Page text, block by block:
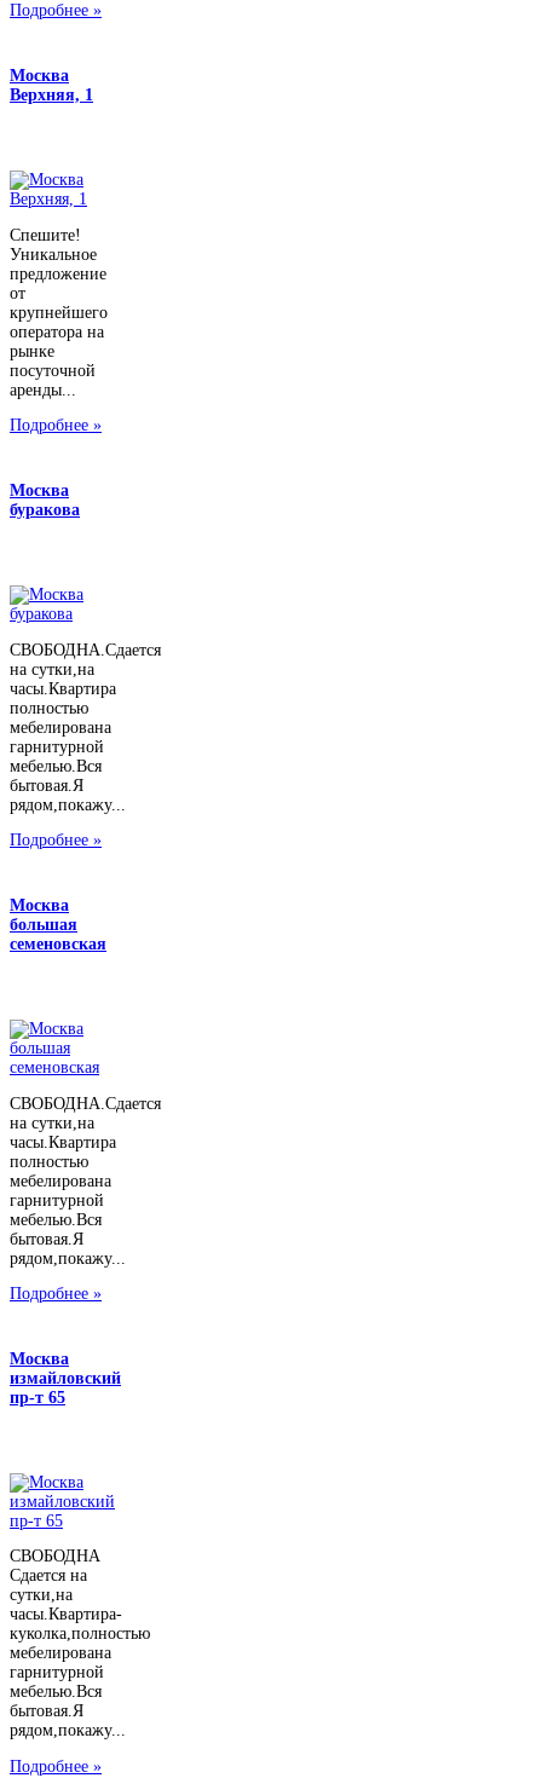
Подробнее »
Москва
Верхняя, 1
Спешите!
Уникальное
предложение
от
крупнейшего
оператора на
рынке
посуточной
аренды...
Подробнее »
Москва
буракова
СВОБОДНА.Сдается
на сутки,на
часы.Квартира
полностью
мебелирована
гарнитурной
мебелью.Вся
бытовая.Я
рядом,покажу...
Подробнее »
Москва
большая
семеновская
СВОБОДНА.Сдается
на сутки,на
часы.Квартира
полностью
мебелирована
гарнитурной
мебелью.Вся
бытовая.Я
рядом,покажу...
Подробнее »
Москва
измайловский
пр-т 65
СВОБОДНА
Сдается на
сутки,на
часы.Квартира-
куколка,полностью
мебелирована
гарнитурной
мебелью.Вся
бытовая.Я
рядом,покажу...
Подробнее »